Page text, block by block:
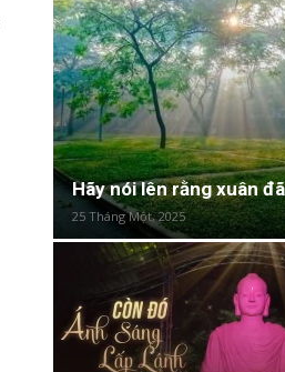
Hãy nói lên rằng xuân
25 Tháng Một, 2025